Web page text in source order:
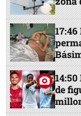
de